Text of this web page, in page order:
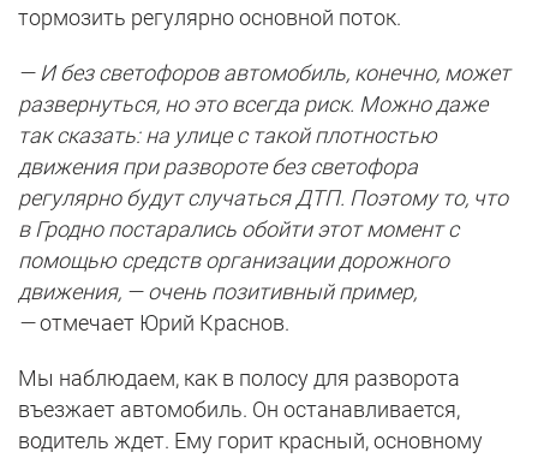
тормозить регулярно основной поток.
— И без светофоров автомобиль, конечно, может
развернуться, но это всегда риск. Можно даже
так сказать: на улице с такой плотностью
движения при развороте без светофора
регулярно будут случаться ДТП. Поэтому то, что
в Гродно постарались обойти этот момент с
помощью средств организации дорожного
движения, — очень позитивный пример,
—отмечает Юрий Краснов.
Мы наблюдаем, как в полосу для разворота
въезжает автомобиль. Он останавливается,
водитель ждет. Ему горит красный, основному